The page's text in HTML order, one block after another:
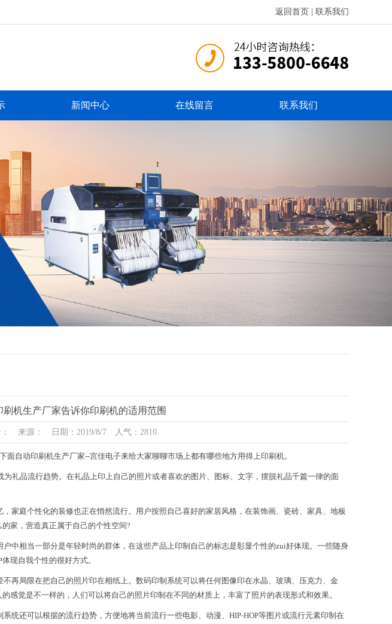
返回首页 联系我们
新闻中心 在线留言 联系我们
刷机生产厂家告诉你印刷机的适用范围
： 来源： 日期：2019/8/7 人气：2810
自动印刷机生产厂家--宫佳电子来给大家聊聊市场上都有哪些地方用得上印刷机。
礼品流行趋势。在礼品上印上自己的照片或者喜欢的图片、图标、文字，摆脱礼品千篇一律的面
庭个性化的装修也正在悄然流行。用户按照自己喜好的家居风格，在装饰画、瓷砖、家具、地板
家，营造真正属于自己的个性空间?
中相当一部分是年轻时尚的群体，在这些产品上印制自己的标志是彰显个性的zui好体现。一些随身
现自我个性的很好方式。
局限在把自己的照片印在相纸上。数码印制系统可以将任何图像印在水晶、玻璃、压克力、金
感觉是不一样的，人们可以将自己的照片印制在不同的材质上，丰富了照片的表现形式和效果。
还可以根据的流行趋势，方便地将当前流行一些电影、动漫、HIP-HOP等图片或流行元素印制在